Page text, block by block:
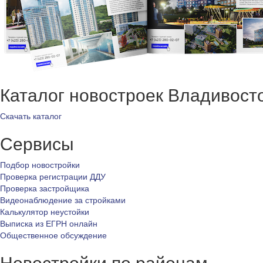
Каталог новостроек
Скачать каталог
Сервисы
Подбор новостройки
Проверка регистрации ДДУ
Проверка застройщика
Видеонаблюдение за стройками
Калькулятор неустойки
Выписка из ЕГРН онлайн
Общественное обсуждение